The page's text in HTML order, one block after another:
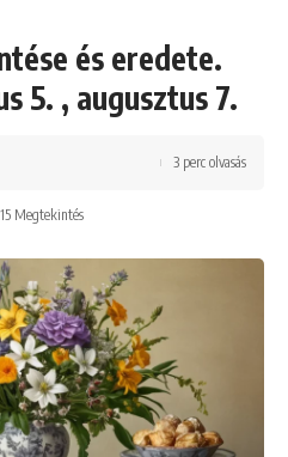
és eredete.
5. , augusztus 7.
Megtekintés
3 perc olvasás